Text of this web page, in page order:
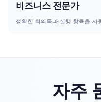
비즈니스 전문가
정확한 회의록과 실행 항목을 자
자주